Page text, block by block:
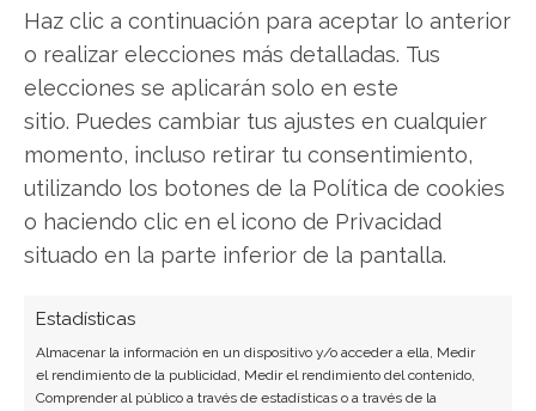
Haz clic a continuación para aceptar lo anterior
o realizar elecciones más detalladas. Tus
elecciones se aplicarán solo en este
sitio. Puedes cambiar tus ajustes en cualquier
momento, incluso retirar tu consentimiento,
utilizando los botones de la Política de cookies
o haciendo clic en el icono de Privacidad
situado en la parte inferior de la pantalla.
Estadísticas
Almacenar la información en un dispositivo y/o acceder a ella, Medir
el rendimiento de la publicidad, Medir el rendimiento del contenido,
Comprender al público a través de estadísticas o a través de la
positivo. La empresa estatal brasileña no solo ha
anunciado la adjudicación de un sustancial
contrato por 1.300 millones de reales a un
consorcio liderado por Azevedo & Travassos, sino
que simultáneamente ha publicado cifras
operativas históricas…